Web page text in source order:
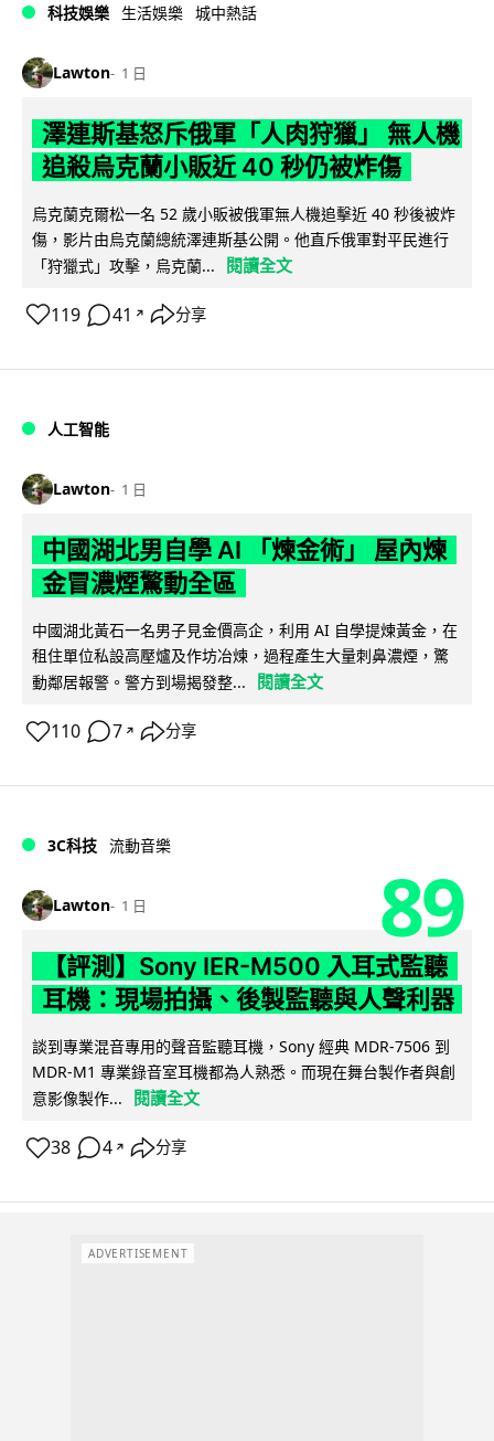
科技娛樂 生活娛樂 城中熱話
Lawton 1 日
澤連斯基怒斥俄軍「人肉狩獵」 無人機
追殺烏克蘭小販近 40 秒仍被炸傷
烏克蘭克爾松一名 52 歲小販被俄軍無人機追擊近 40 秒後被炸
傷，影片由烏克蘭總統澤連斯基公開。他直斥俄軍對平民進行
「狩獵式」攻擊，烏克蘭...
閱讀全文
119 41 ↗ 分享
人工智能
Lawton 1 日
中國湖北男自學 AI 「煉金術」 屋內煉
金冒濃煙驚動全區
中國湖北黃石一名男子見金價高企，利用 AI 自學提煉黃金，在
租住單位私設高壓爐及作坊冶煉，過程產生大量刺鼻濃煙，驚
動鄰居報警。警方到場揭發整...
閱讀全文
110 7 ↗ 分享
3C科技 流動音樂
Lawton 1 日 89
【評測】Sony IER-M500 入耳式監聽
耳機：現場拍攝、後製監聽與人聲利器
談到專業混音專用的聲音監聽耳機，Sony 經典 MDR-7506 到
MDR-M1 專業錄音室耳機都為人熟悉。而現在舞台製作者與創
意影像製作...
閱讀全文
38 4 ↗ 分享
ADVERTISEMENT